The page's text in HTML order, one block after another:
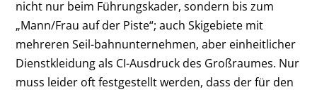
nicht nur beim Führungskader, sondern bis zum
„Mann/Frau auf der Piste“; auch Skigebiete mit
mehreren Seil-bahnunternehmen, aber einheitlicher
Dienstkleidung als CI-Ausdruck des Großraumes. Nur
muss leider oft festgestellt werden, dass der für den